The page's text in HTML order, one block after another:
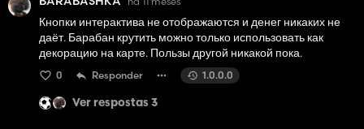
Кнопки интерактива не отображаются и денег никаких не
даёт. Барабан крутить можно только использовать как
декорацию на карте. Пользы другой никакой пока.
0 Responder 1.0.0.0
Ver respostas 3